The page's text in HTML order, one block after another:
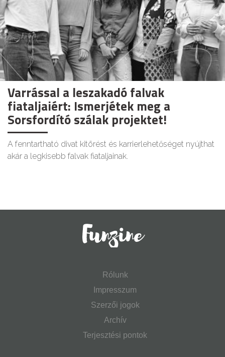
Varrással a leszakadó falvak
fiataljaiért: Ismerjétek meg a
Sorsfordító szálak projektet!
A fenntartható divat kitörést és karrierlehetőséget nyújthat
akár a legkisebb falvak fiataljainak.
Rólunk
Impresszum
Szerzői jogok
Archív
Terjesztési pontok